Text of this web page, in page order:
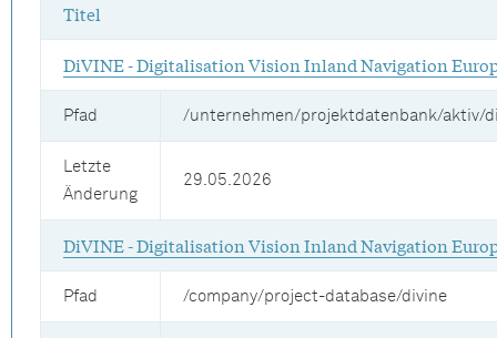
Titel
DiVINE - Digitalisation Vision Inland Navigation
Pfad /unternehmen/projektdatenbank/aktiv/
Letzte
Änderung
29.05.2026
DiVINE - Digitalisation Vision Inland Navigation
Pfad /company/project-database/divine